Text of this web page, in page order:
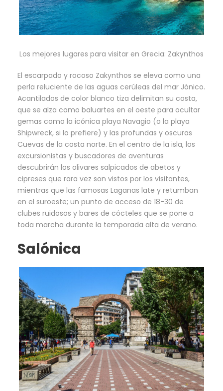
Los mejores lugares para visitar en Grecia: Zakynthos
El escarpado y rocoso Zakynthos se eleva como una
perla reluciente de las aguas cerúleas del mar Jónico.
Acantilados de color blanco tiza delimitan su costa,
que se alza como baluartes en el oeste para ocultar
gemas como la icónica playa Navagio (o la playa
Shipwreck, si lo prefiere) y las profundas y oscuras
Cuevas de la costa norte. En el centro de la isla, los
excursionistas y buscadores de aventuras
descubrirán los olivares salpicados de abetos y
cipreses que rara vez son vistos por los visitantes,
mientras que las famosas Laganas late y retumban
en el suroeste; un punto de acceso de 18-30 de
clubes ruidosos y bares de cócteles que se pone a
toda marcha durante la temporada alta de verano.
Salónica